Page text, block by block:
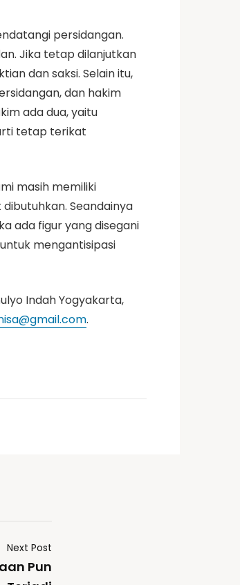
persidangan.
Jika tetap dilanjutkan
dan saksi. Selain itu,
dan hakim
ada dua, yaitu
tetap terikat
masih memiliki
Seandainya
ada figur yang disegani
mengantisipasi
Indah Yogyakarta,
.
Next Post
Pun